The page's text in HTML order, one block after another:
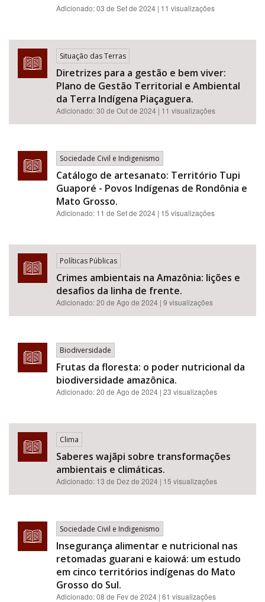
Adicionado:03 de Set de 2024 | 11 visualizações
Situação das Terras
Diretrizes para a gestão e bem viver:
Plano de Gestão Territorial e Ambiental
da Terra Indígena Piaçaguera.
Adicionado:30 de Out de 2024 | 11 visualizações
Sociedade Civil e Indigenismo
Catálogo de artesanato: Território Tupi
Guaporé - Povos Indígenas de Rondônia e
Mato Grosso.
Adicionado: 11 de Set de 2024 | 15 visualizações
Políticas Públicas
Crimes ambientais na Amazônia: lições e
desafios da linha de frente.
Adicionado:20 de Ago de 2024 | 9 visualizações
Biodiversidade
Frutas da floresta: o poder nutricional da
biodiversidade amazônica.
Adicionado:20 de Ago de 2024 | 23 visualizações
Clima
Saberes wajãpi sobre transformações
ambientais e climáticas.
Adicionado: 13 de Dez de 2024 | 15 visualizações
Sociedade Civil e Indigenismo
Insegurança alimentar e nutricional nas
retomadas guarani e kaiowá: um estudo
em cinco territórios indígenas do Mato
Grosso do Sul.
Adicionado:08 de Fev de 2024 | 61 visualizações